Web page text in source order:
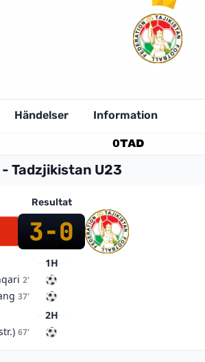
Händelser Information
0TAD
- Tadzjikistan U23
Resultat
3-0
1H
2'
37'
2H
67'